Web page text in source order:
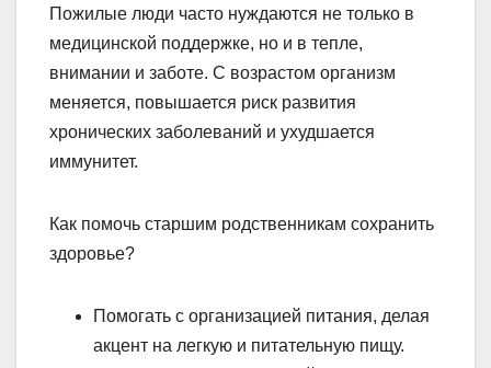
Пожилые люди часто нуждаются не только в
медицинской поддержке, но и в тепле,
внимании и заботе. С возрастом организм
меняется, повышается риск развития
хронических заболеваний и ухудшается
иммунитет.
Как помочь старшим родственникам сохранить
здоровье?
Помогать с организацией питания, делая
акцент на легкую и питательную пищу.